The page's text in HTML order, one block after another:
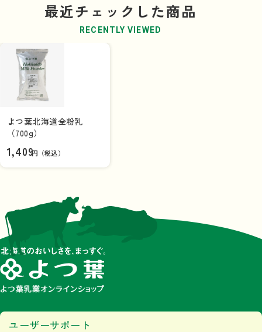
最近チェックした商品
RECENTLY VIEWED
よつ葉北海道全粉乳
（700g）
1,409円（税込）
ユーザーサポート